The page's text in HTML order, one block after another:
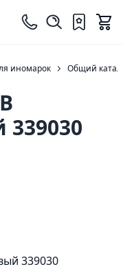
иномарок Общий